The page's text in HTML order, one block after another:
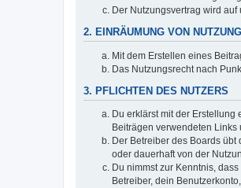
Der Nutzungsvertrag wird
2. EINRÄUMUNG VON
Mit dem Erstellen eines
Das Nutzungsrecht nach
3. PFLICHTEN DES NUTZERS
Du erklärst mit der
Beiträgen verwendeten
Der Betreiber des Boards
oder dauerhaft von der
Du nimmst zur Kenntnis,
Betreiber, dein